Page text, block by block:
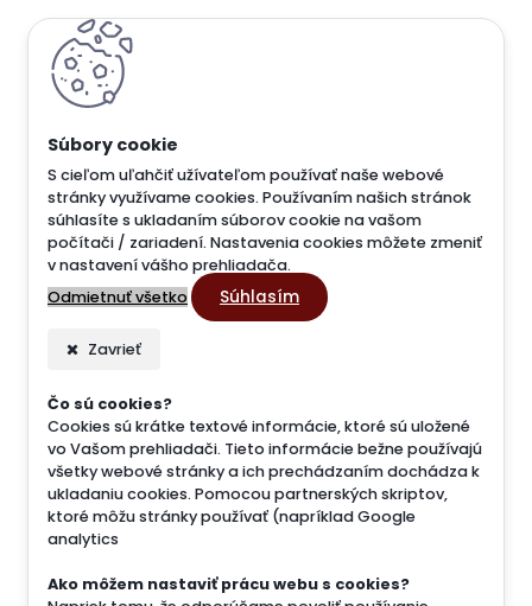
S cieľom uľahčiť užívateľom používať naše webové
stránky využívame cookies. Používaním našich stránok
súhlasíte s ukladaním súborov cookie na vašom
počítači / zariadení. Nastavenia cookies môžete zmeniť
v nastavení vášho prehliadača.
Odmietnuť všetko
Súhlasím
Zavrieť
Čo sú cookies?
Cookies sú krátke textové informácie, ktoré sú uložené
vo Vašom prehliadači. Tieto informácie bežne používajú
všetky webové stránky a ich prechádzaním dochádza k
ukladaniu cookies. Pomocou partnerských skriptov,
ktoré môžu stránky používať (napríklad Google
analytics
Ako môžem nastaviť prácu webu s cookies?